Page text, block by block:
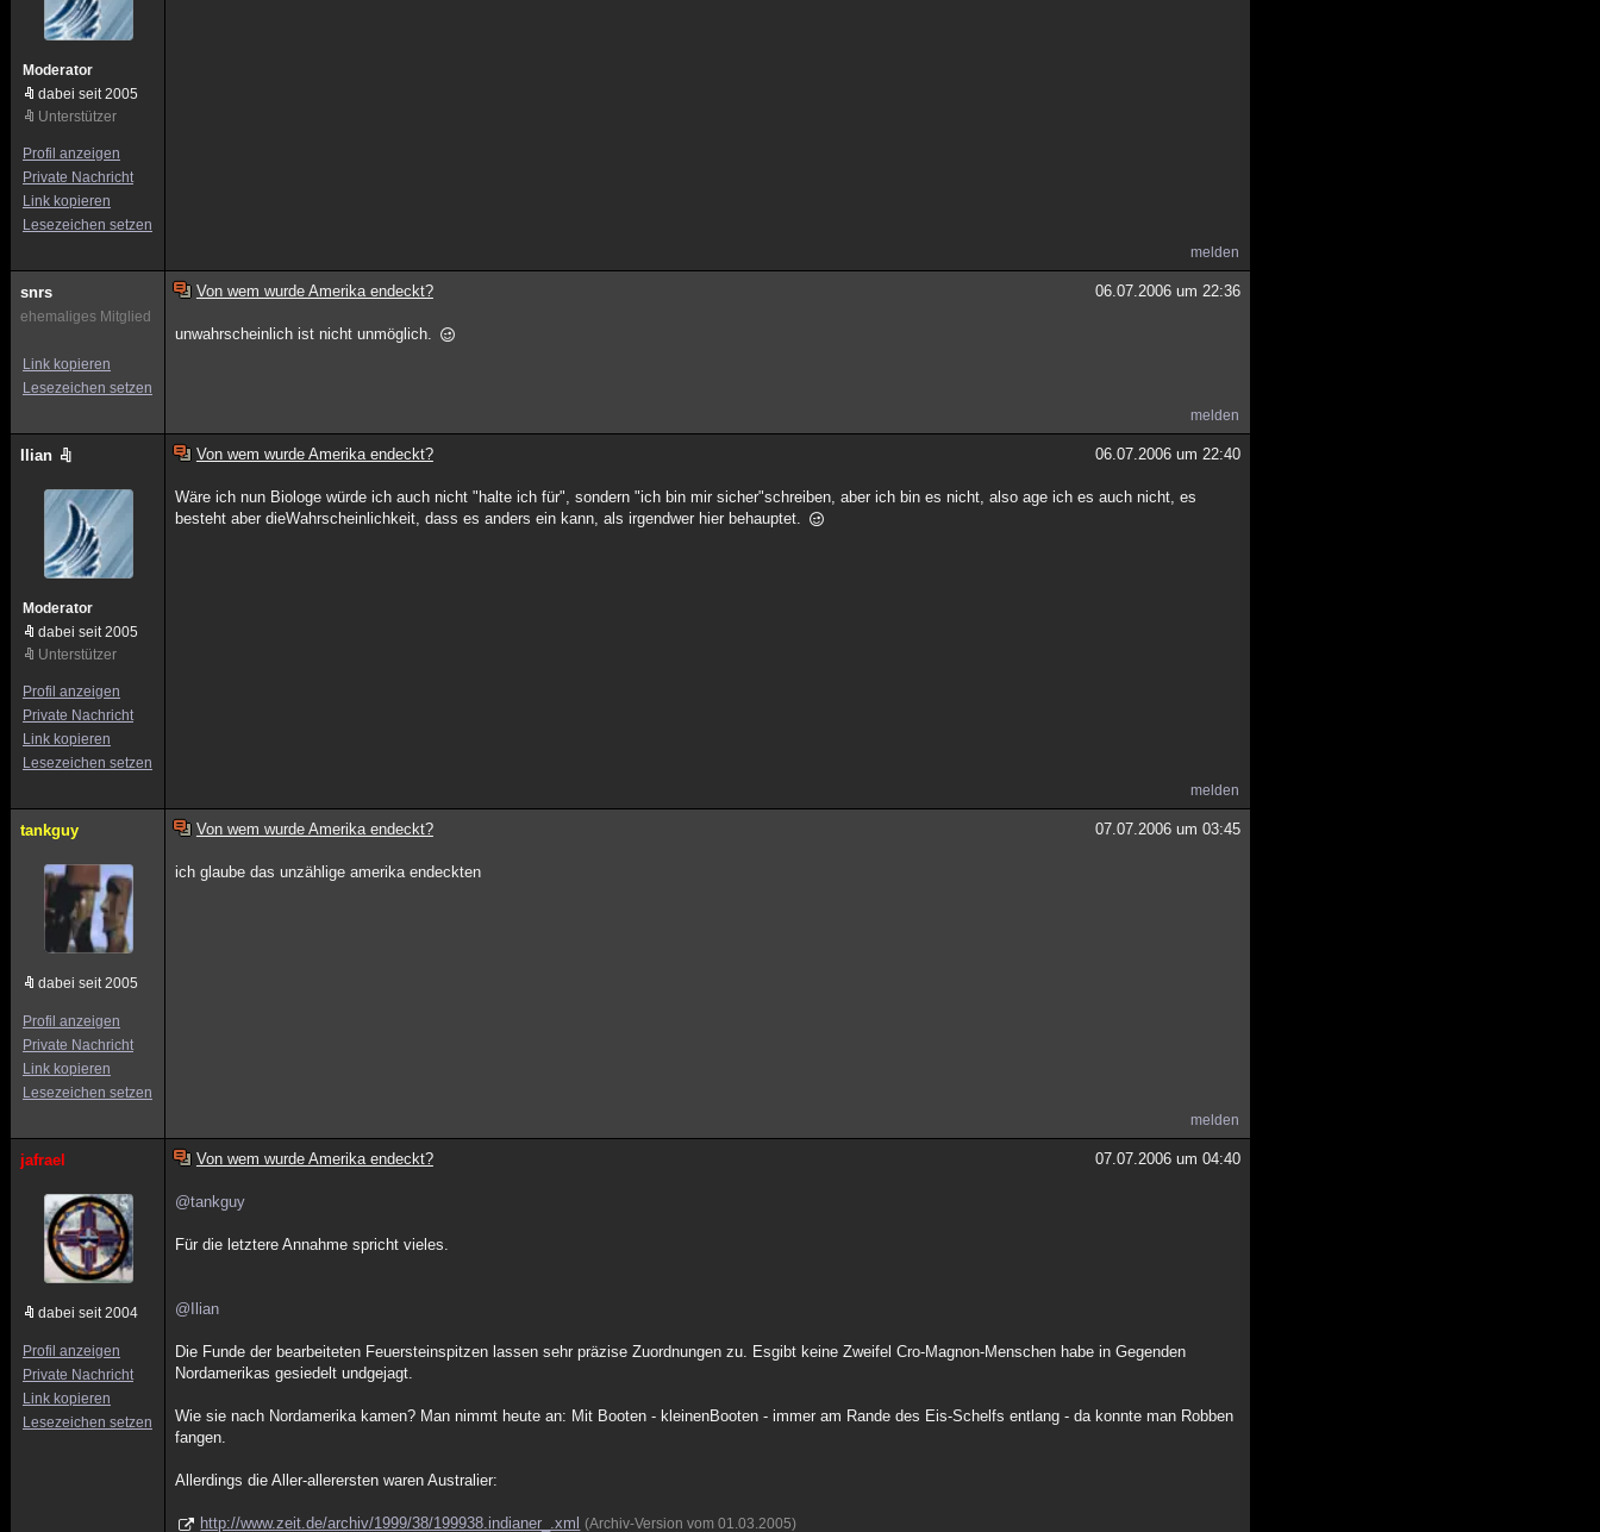
Moderator
dabei seit 2005
Unterstützer
Profil anzeigen
Private Nachricht
Link kopieren
Lesezeichen setzen
melden
snrs
ehemaliges Mitglied
Link kopieren
Lesezeichen setzen
Von wem wurde Amerika endeckt? 06.07.2006 um 22:36
unwahrscheinlich ist nicht unmöglich.
melden
Ilian
Moderator
dabei seit 2005
Unterstützer
Profil anzeigen
Private Nachricht
Link kopieren
Lesezeichen setzen
Von wem wurde Amerika endeckt? 06.07.2006 um 22:40
Wäre ich nun Biologe würde ich auch nicht "halte ich für", sondern "ich bin mir sicher"schreiben, aber ich bin es nicht, also age ich es auch nicht, es
besteht aber dieWahrscheinlichkeit, dass es anders ein kann, als irgendwer hier behauptet.
melden
tankguy
dabei seit 2005
Profil anzeigen
Private Nachricht
Link kopieren
Lesezeichen setzen
Von wem wurde Amerika endeckt? 07.07.2006 um 03:45
ich glaube das unzählige amerika endeckten
melden
jafrael
dabei seit 2004
Profil anzeigen
Private Nachricht
Link kopieren
Lesezeichen setzen
Von wem wurde Amerika endeckt? 07.07.2006 um 04:40
@tankguy
Für die letztere Annahme spricht vieles.
@Ilian
Die Funde der bearbeiteten Feuersteinspitzen lassen sehr präzise Zuordnungen zu. Esgibt keine Zweifel Cro-Magnon-Menschen habe in Gegenden
Nordamerikas gesiedelt undgejagt.
Wie sie nach Nordamerika kamen? Man nimmt heute an: Mit Booten - kleinenBooten - immer am Rande des Eis-Schelfs entlang - da konnte man Robben
fangen.
Allerdings die Aller-allerersten waren Australier:
http://www.zeit.de/archiv/1999/38/199938.indianer_.xml (Archiv-Version vom 01.03.2005)